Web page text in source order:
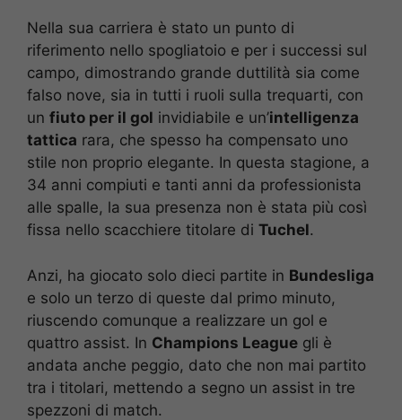
Nella sua carriera è stato un punto di
riferimento nello spogliatoio e per i successi sul
campo, dimostrando grande duttilità sia come
falso nove, sia in tutti i ruoli sulla trequarti, con
un fiuto per il gol invidiabile e un’intelligenza
tattica rara, che spesso ha compensato uno
stile non proprio elegante. In questa stagione, a
34 anni compiuti e tanti anni da professionista
alle spalle, la sua presenza non è stata più così
fissa nello scacchiere titolare di Tuchel.
Anzi, ha giocato solo dieci partite in Bundesliga
e solo un terzo di queste dal primo minuto,
riuscendo comunque a realizzare un gol e
quattro assist. In Champions League gli è
andata anche peggio, dato che non mai partito
tra i titolari, mettendo a segno un assist in tre
spezzoni di match.